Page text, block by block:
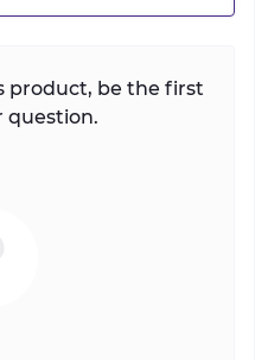
product, be the first
question.